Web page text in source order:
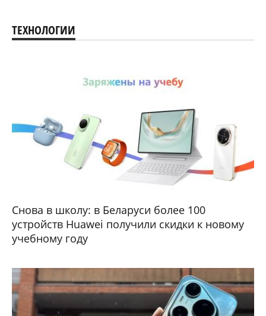
ТЕХНОЛОГИИ
Снова в школу: в Беларуси более 100
устройств Huawei получили скидки к новому
учебному году